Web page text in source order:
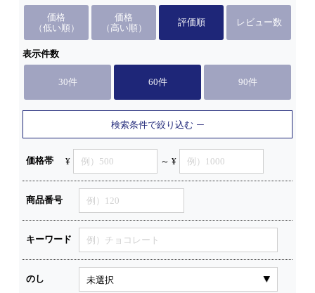
価格
（低い順）
価格
（高い順）
評価順 レビュー数
表示件数
30件 60件 90件
検索条件で絞り込む
価格帯 ¥ ～ ¥
商品番号
キーワード
のし